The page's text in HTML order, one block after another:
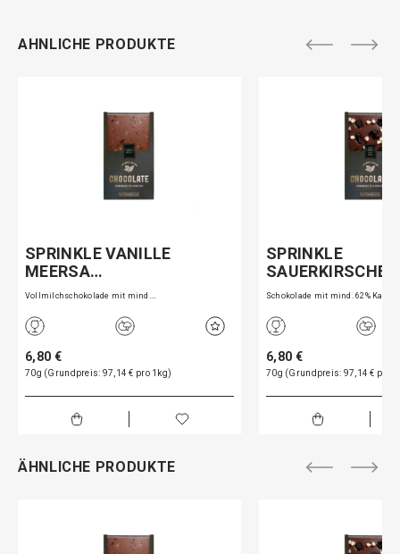
AHNLICHE PRODUKTE
SPRINKLE VANILLE
MEERSA…
Vollmilchschokolade mit mind.…
6,80 €
70g (Grundpreis: 97,14 € pro 1kg)
SPRINKLE
Schokolade mit mind. 62% Kakao
6,80 €
70g (Grundpreis: 97,14 € pro
ÄHNLICHE PRODUKTE